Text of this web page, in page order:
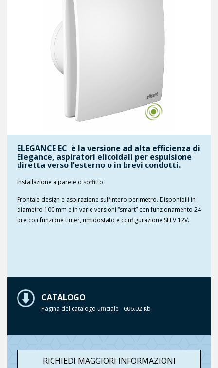
ELEGANCE EC è la versione ad alta efficienza di
Elegance, aspiratori elicoidali per espulsione
diretta verso l’esterno o in brevi condotti.
Installazione a parete o soffitto.
Frontale design e aspirazione sull’intero perimetro. Disponibili in
diametro 100 mm e in varie versioni “smart” con funzionamento 24
ore con funzione timer, umidostato e configurazione SELV 12V.
CATALOGO
Pagina del catalogo ufficiale - 606.02 Kb
RICHIEDI MAGGIORI INFORMAZIONI